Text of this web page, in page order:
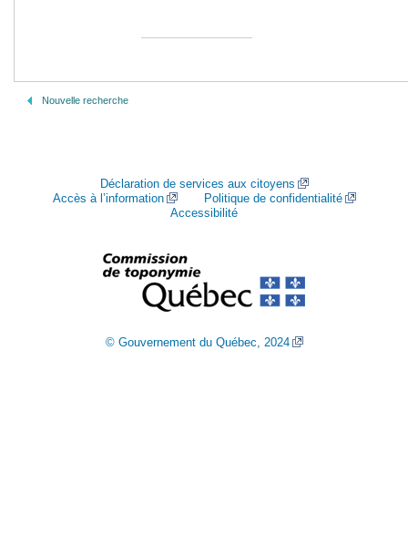
Nouvelle recherche
Déclaration de services aux citoyens
Accès à l’information
Politique de confidentialité
Accessibilité
© Gouvernement du Québec, 2024